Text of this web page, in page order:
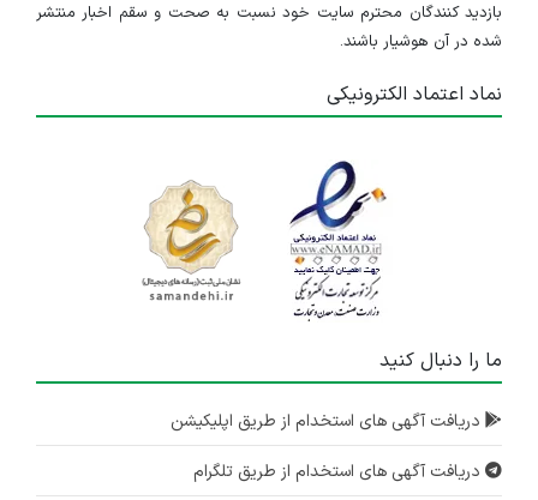
بازدید کنندگان محترم سایت خود نسبت به صحت و سقم اخبار منتشر
شده در آن هوشیار باشند.
نماد اعتماد الکترونیکی
ما را دنبال کنید
دریافت آگهی های استخدام از طریق اپلیکیشن
دریافت آگهی های استخدام از طریق تلگرام